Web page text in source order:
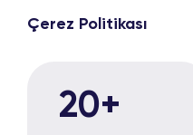
Çerez Politikası
20+